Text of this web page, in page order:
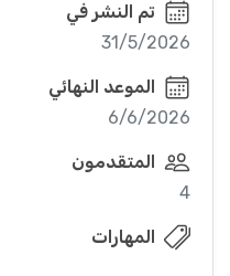
تم النشر في
31/5/2026
الموعد النهائي
6/6/2026
المتقدمون
4
المهارات